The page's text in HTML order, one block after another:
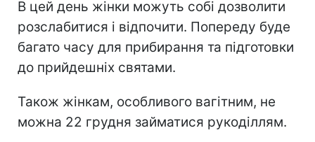
В цей день жінки можуть собі дозволити
розслабитися і відпочити. Попереду буде
багато часу для прибирання та підготовки
до прийдешніх святами.
Також жінкам, особливого вагітним, не
можна 22 грудня займатися рукоділлям.